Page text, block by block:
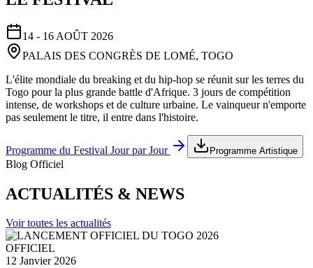
14 - 16 AOÛT 2026
PALAIS DES CONGRÈS DE LOMÉ, TOGO
L'élite mondiale du breaking et du hip-hop se réunit sur les terres du
Togo pour la plus grande battle d'Afrique. 3 jours de compétition
intense, de workshops et de culture urbaine. Le vainqueur n'emporte
pas seulement le titre, il entre dans l'histoire.
Programme du Festival Jour par Jour Programme Artistique
Blog Officiel
ACTUALITÉS & NEWS
Voir toutes les actualités
OFFICIEL
12 Janvier 2026